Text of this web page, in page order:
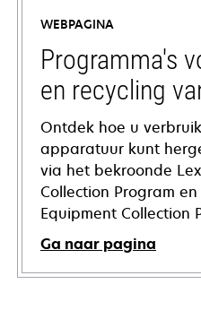
new
tab
WEBPAGINA
Programma's
en recycling
Ontdek hoe u
apparatuur kunt
via het bekroonde
Collection Program
Equipment Collection
Ga naar pagina